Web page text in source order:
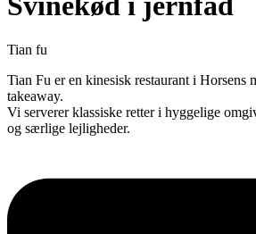
Tian fu
Tian Fu er en kinesisk restaurant i Horsens
takeaway.
Vi serverer klassiske retter i hyggelige
og særlige lejligheder.